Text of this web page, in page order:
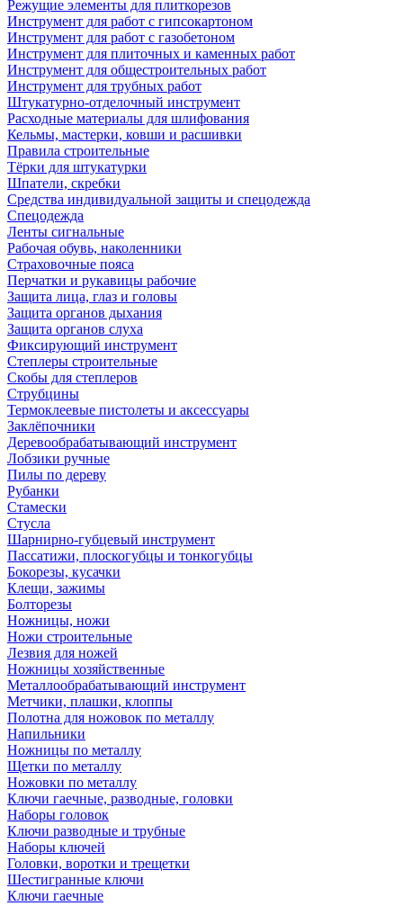
Режущие элементы для плиткорезов
Инструмент для работ с гипсокартоном
Инструмент для работ с газобетоном
Инструмент для плиточных и каменных работ
Инструмент для общестроительных работ
Инструмент для трубных работ
Штукатурно-отделочный инструмент
Расходные материалы для шлифования
Кельмы, мастерки, ковши и расшивки
Правила строительные
Тёрки для штукатурки
Шпатели, скребки
Средства индивидуальной защиты и спецодежда
Спецодежда
Ленты сигнальные
Рабочая обувь, наколенники
Страховочные пояса
Перчатки и рукавицы рабочие
Защита лица, глаз и головы
Защита органов дыхания
Защита органов слуха
Фиксирующий инструмент
Степлеры строительные
Скобы для степлеров
Струбцины
Термоклеевые пистолеты и аксессуары
Заклёпочники
Деревообрабатывающий инструмент
Лобзики ручные
Пилы по дереву
Рубанки
Стамески
Стусла
Шарнирно-губцевый инструмент
Пассатижи, плоскогубцы и тонкогубцы
Бокорезы, кусачки
Клещи, зажимы
Болторезы
Ножницы, ножи
Ножи строительные
Лезвия для ножей
Ножницы хозяйственные
Металлообрабатывающий инструмент
Метчики, плашки, клоппы
Полотна для ножовок по металлу
Напильники
Ножницы по металлу
Щетки по металлу
Ножовки по металлу
Ключи гаечные, разводные, головки
Наборы головок
Ключи разводные и трубные
Наборы ключей
Головки, воротки и трещетки
Шестигранные ключи
Ключи гаечные